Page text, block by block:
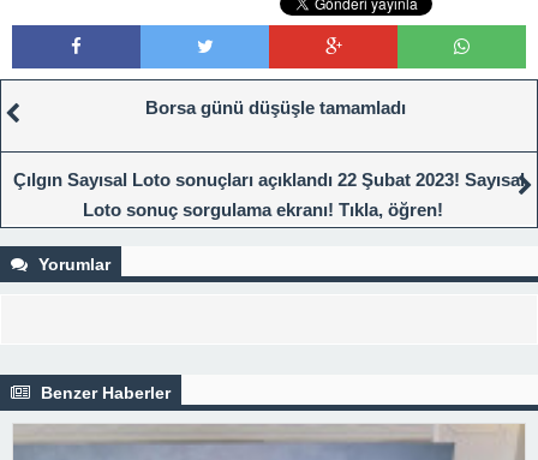
Borsa günü düşüşle tamamladı
Çılgın Sayısal Loto sonuçları açıklandı 22 Şubat 2023! Sayısal
Loto sonuç sorgulama ekranı! Tıkla, öğren!
Yorumlar
Benzer Haberler